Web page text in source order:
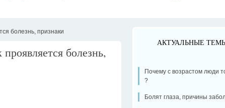
болезнь, признаки
болезнь,
АКТУАЛЬНЫЕ
Почему с возрастом люди
?
Болят глаза, причины